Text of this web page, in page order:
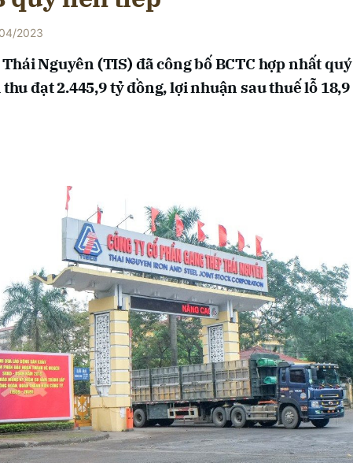
2023
Nguyên (TIS) đã công bố BCTC hợp nhất quý
đạt 2.445,9 tỷ đồng, lợi nhuận sau thuế lỗ 18,9